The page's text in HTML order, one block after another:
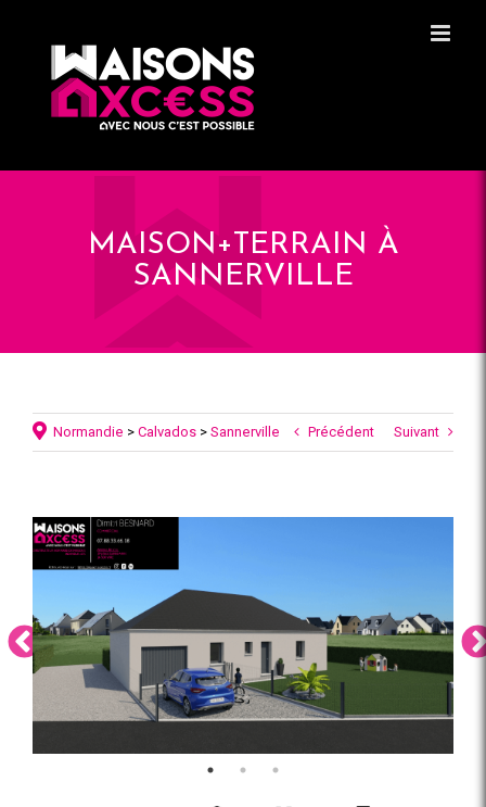
MAISON+TERRAIN À
SANNERVILLE
Normandie > Calvados > Sannerville Précédent Suivant